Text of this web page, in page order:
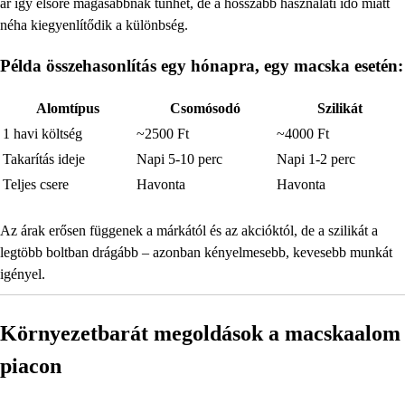
néha kiegyenlítődik a különbség.
Példa összehasonlítás egy hónapra, egy macska esetén:
Alomtípus Csomósodó
Szilikát
1 havi költség
~2500 Ft
~4000 Ft
Takarítás ideje
Napi 5-10 perc
Napi 1-2 perc
Teljes csere
Havonta Havonta
Az árak erősen függenek a márkától és az akcióktól, de a szilikát a
legtöbb boltban drágább – azonban kényelmesebb, kevesebb munkát
igényel.
Környezetbarát megoldások a macskaalom
piacon